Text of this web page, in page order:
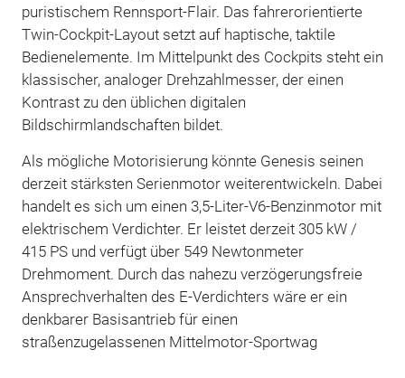
puristischem Rennsport-Flair. Das fahrerorientierte
Twin-Cockpit-Layout setzt auf haptische, taktile
Bedienelemente. Im Mittelpunkt des Cockpits steht ein
klassischer, analoger Drehzahlmesser, der einen
Kontrast zu den üblichen digitalen
Bildschirmlandschaften bildet.
Als mögliche Motorisierung könnte Genesis seinen
derzeit stärksten Serienmotor weiterentwickeln. Dabei
handelt es sich um einen 3,5-Liter-V6-Benzinmotor mit
elektrischem Verdichter. Er leistet derzeit 305 kW /
415 PS und verfügt über 549 Newtonmeter
Drehmoment. Durch das nahezu verzögerungsfreie
Ansprechverhalten des E-Verdichters wäre er ein
denkbarer Basisantrieb für einen
straßenzugelassenen Mittelmotor-Sportwag